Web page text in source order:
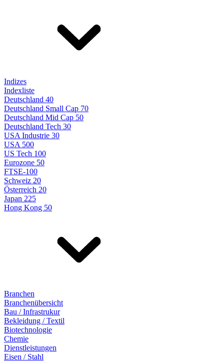
Indizes
Indexliste
Deutschland 40
Deutschland Small Cap 70
Deutschland Mid Cap 50
Deutschland Tech 30
USA Industrie 30
USA 500
US Tech 100
Eurozone 50
FTSE-100
Schweiz 20
Österreich 20
Japan 225
Hong Kong 50
Branchen
Branchenübersicht
Bau / Infrastrukur
Bekleidung / Textil
Biotechnologie
Chemie
Dienstleistungen
Eisen / Stahl